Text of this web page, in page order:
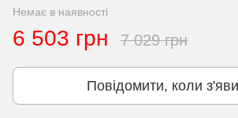
Немає в наявності
6 503 грн 7 029 грн
Повідомити, коли